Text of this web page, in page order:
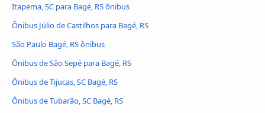
Itapema, SC para Bagé, RS ônibus
Ônibus Júlio de Castilhos para Bagé, RS
São Paulo Bagé, RS ônibus
Ônibus de São Sepé para Bagé, RS
Ônibus de Tijucas, SC Bagé, RS
Ônibus de Tubarão, SC Bagé, RS